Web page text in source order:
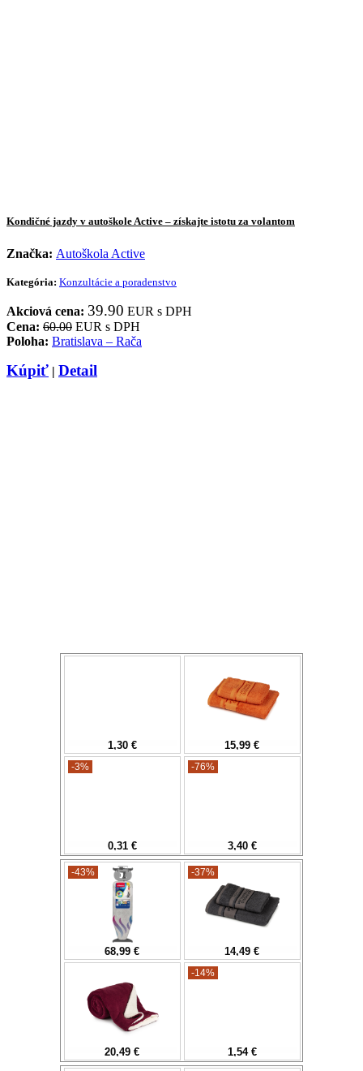
Kondičné jazdy v autoškole Active – získajte istotu za volantom
Značka: Autoškola Active
Kategória: Konzultácie a poradenstvo
Akciová cena: 39.90 EUR s DPH
Cena: 60.00 EUR s DPH
Poloha: Bratislava – Rača
Kúpiť | Detail